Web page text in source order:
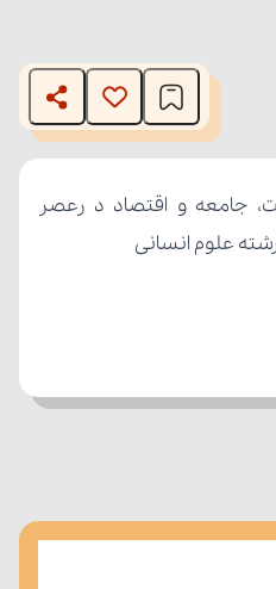
The media could not be
or network failed or
علوم انسانی